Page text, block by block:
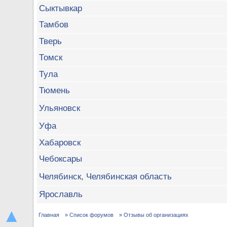
▲
Сыктывкар
Тамбов
Тверь
Томск
Тула
Тюмень
Ульяновск
Уфа
Хабаровск
Чебоксары
Челябинск, Челябинская область
Ярославль
Главная » Список форумов » Отзывы об организациях